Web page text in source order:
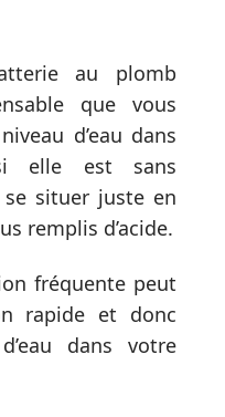
au plomb
que vous
d’eau dans
elle est sans
situer juste en
remplis d’acide.
fréquente peut
rapide et donc
dans votre